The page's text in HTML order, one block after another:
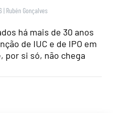
| Rubén Gonçalves
há mais de 30 anos
de IUC e de IPO em
por si só, não chega